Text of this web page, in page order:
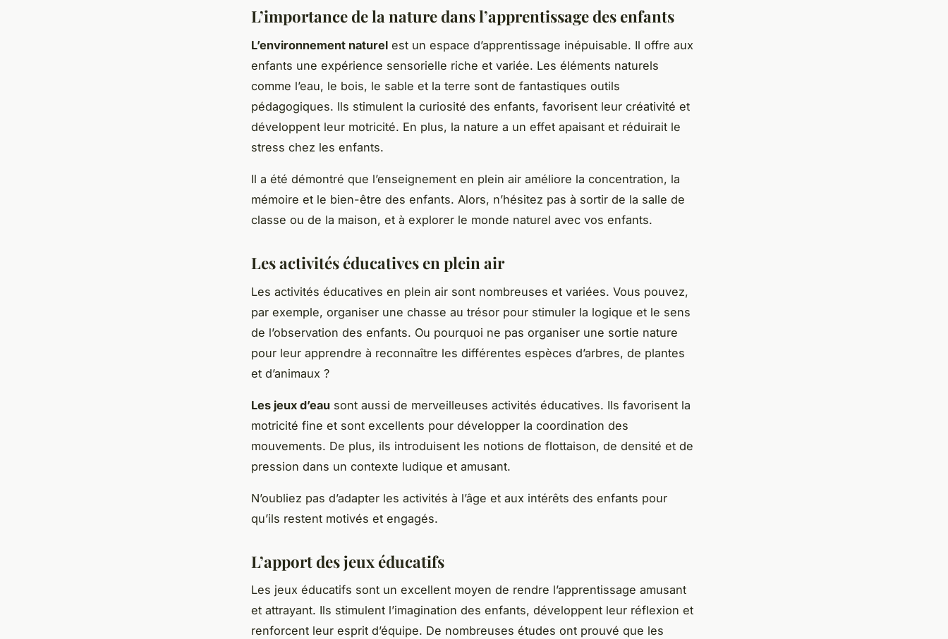
L’importance de la nature dans l’apprentissage des enfants
L’environnement naturel est un espace d’apprentissage inépuisable. Il offre aux
enfants une expérience sensorielle riche et variée. Les éléments naturels
comme l’eau, le bois, le sable et la terre sont de fantastiques outils
pédagogiques. Ils stimulent la curiosité des enfants, favorisent leur créativité et
développent leur motricité. En plus, la nature a un effet apaisant et réduirait le
stress chez les enfants.
Il a été démontré que l’enseignement en plein air améliore la concentration, la
mémoire et le bien-être des enfants. Alors, n’hésitez pas à sortir de la salle de
classe ou de la maison, et à explorer le monde naturel avec vos enfants.
Les activités éducatives en plein air
Les activités éducatives en plein air sont nombreuses et variées. Vous pouvez,
par exemple, organiser une chasse au trésor pour stimuler la logique et le sens
de l’observation des enfants. Ou pourquoi ne pas organiser une sortie nature
pour leur apprendre à reconnaître les différentes espèces d’arbres, de plantes
et d’animaux ?
Les jeux d’eau sont aussi de merveilleuses activités éducatives. Ils favorisent la
motricité fine et sont excellents pour développer la coordination des
mouvements. De plus, ils introduisent les notions de flottaison, de densité et de
pression dans un contexte ludique et amusant.
N’oubliez pas d’adapter les activités à l’âge et aux intérêts des enfants pour
qu’ils restent motivés et engagés.
L’apport des jeux éducatifs
Les jeux éducatifs sont un excellent moyen de rendre l’apprentissage amusant
et attrayant. Ils stimulent l’imagination des enfants, développent leur réflexion et
renforcent leur esprit d’équipe. De nombreuses études ont prouvé que les